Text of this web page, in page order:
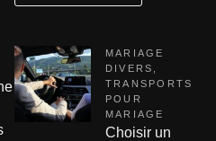
MARIAGE
DIVERS
TRANSPORTS
POUR
MARIAGE
Choisir un